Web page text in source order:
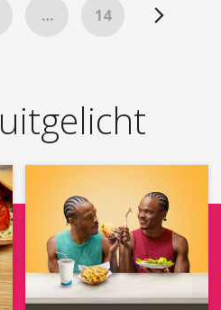
… 14
uitgelicht